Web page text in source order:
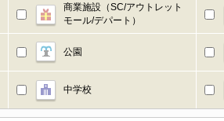
商業施設（SC/アウトレット
モール/デパート）
公園
中学校